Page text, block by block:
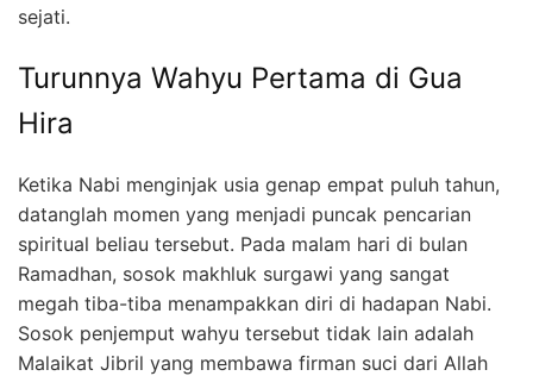
sejati.
Turunnya Wahyu Pertama di Gua
Hira
Ketika Nabi menginjak usia genap empat puluh tahun,
datanglah momen yang menjadi puncak pencarian
spiritual beliau tersebut. Pada malam hari di bulan
Ramadhan, sosok makhluk surgawi yang sangat
megah tiba-tiba menampakkan diri di hadapan Nabi.
Sosok penjemput wahyu tersebut tidak lain adalah
Malaikat Jibril yang membawa firman suci dari Allah